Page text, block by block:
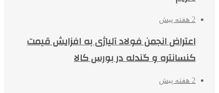
2 هفته پیش
اعتراض انجمن فولاد آلیاژی به افزایش قیمت
کنسانتره و گندله در بورس کالا
2 هفته پیش